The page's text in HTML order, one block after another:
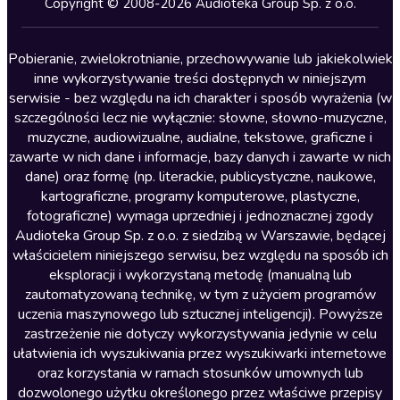
Lektury szkolne
Literatura anglojęzyczna
Literatura faktu
Literatura obyczajowa
Literatura piękna obca
Literatura piękna polska
Nagrania relaksacyjne
Nauka języków
Nauki humanistyczne
Podcasty i audycje
Polityka
Prasa
Religia
Copyright © 2008-2026 Audioteka Group Sp. z o.o.
Pobieranie, zwielokrotnianie, przechowywanie lub jakiekolwiek
inne wykorzystywanie treści dostępnych w niniejszym
serwisie - bez względu na ich charakter i sposób wyrażenia (w
szczególności lecz nie wyłącznie: słowne, słowno-muzyczne,
muzyczne, audiowizualne, audialne, tekstowe, graficzne i
zawarte w nich dane i informacje, bazy danych i zawarte w nich
dane) oraz formę (np. literackie, publicystyczne, naukowe,
kartograficzne, programy komputerowe, plastyczne,
fotograficzne) wymaga uprzedniej i jednoznacznej zgody
Audioteka Group Sp. z o.o. z siedzibą w Warszawie, będącej
właścicielem niniejszego serwisu, bez względu na sposób ich
eksploracji i wykorzystaną metodę (manualną lub
zautomatyzowaną technikę, w tym z użyciem programów
uczenia maszynowego lub sztucznej inteligencji). Powyższe
zastrzeżenie nie dotyczy wykorzystywania jedynie w celu
ułatwienia ich wyszukiwania przez wyszukiwarki internetowe
oraz korzystania w ramach stosunków umownych lub
dozwolonego użytku określonego przez właściwe przepisy